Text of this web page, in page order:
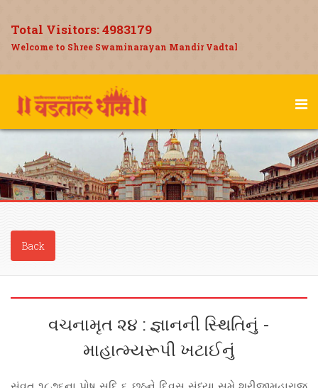
Total Visitors:4983179
Welcome to Shree Swaminarayan Mandir Vadtal
Back
વચનામૃત ૨૪ : જ્ઞાનની સ્થિતિનું -
માહાત્મ્યરૂપી ખટાઈનું